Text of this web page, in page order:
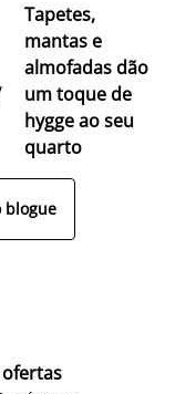
Tapetes,
mantas e
almofadas dão
um toque de
hygge ao seu
quarto
blogue